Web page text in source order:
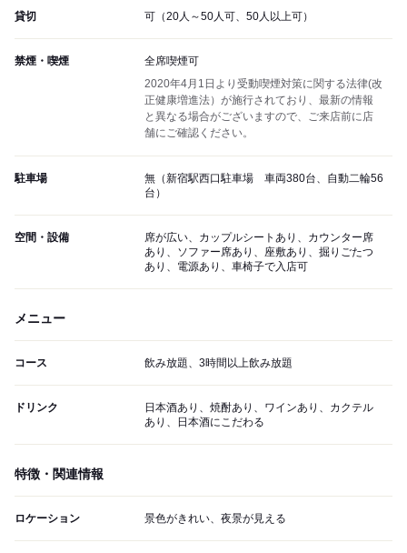
貸切 可（20人～50人可、50人以上可）
禁煙・喫煙
全席喫煙可
2020年4月1日より受動喫煙対策に関する法律(改
正健康増進法）が施行されており、最新の情報
と異なる場合がございますので、ご来店前に店
舗にご確認ください。
駐車場
無（新宿駅西口駐車場 車両380台、自動二輪56
台）
空間・設備
席が広い、カップルシートあり、カウンター席
あり、ソファー席あり、座敷あり、掘りごたつ
あり、電源あり、車椅子で入店可
メニュー
コース 飲み放題、3時間以上飲み放題
ドリンク
日本酒あり、焼酎あり、ワインあり、カクテル
あり、日本酒にこだわる
特徴・関連情報
ロケーション 景色がきれい、夜景が見える